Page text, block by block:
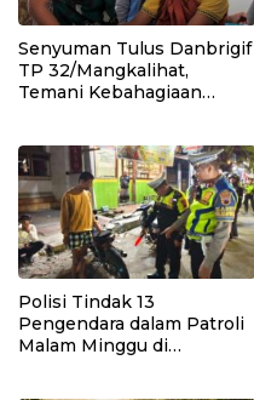
Senyuman Tulus Danbrigif
TP 32/Mangkalihat,
Temani Kebahagiaan
Polisi Tindak 13
Pengendara dalam Patroli
Malam Minggu di